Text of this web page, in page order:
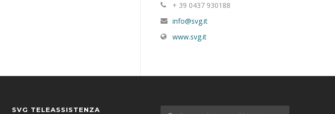
+ 39 0437 930188
info@svg.it
www.svg.it
SVG TELEASSISTENZA